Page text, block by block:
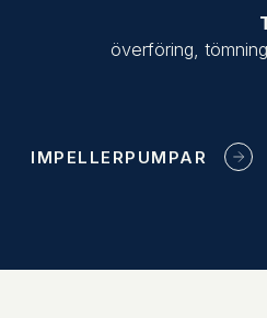
överföring,
IMPELLERPUMPAR